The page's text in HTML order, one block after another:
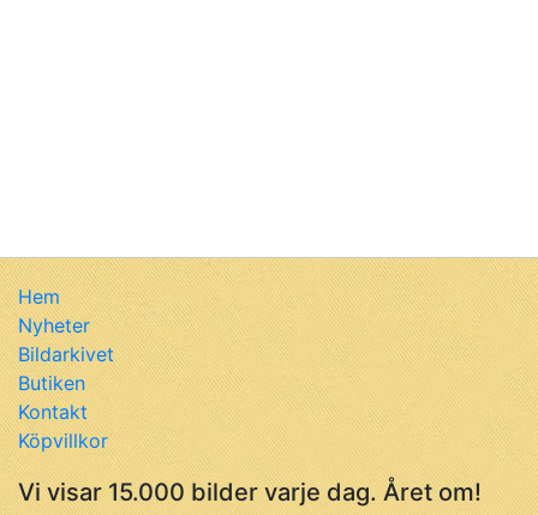
Hem
Nyheter
Bildarkivet
Butiken
Kontakt
Köpvillkor
Vi visar 15.000 bilder varje dag. Året om!